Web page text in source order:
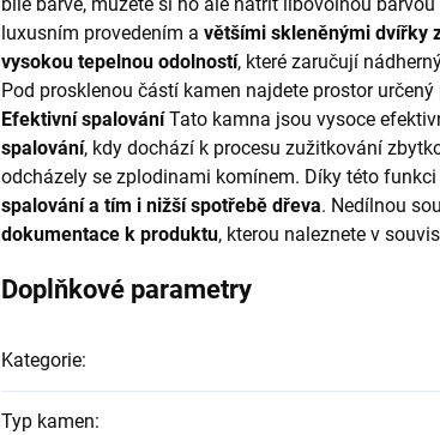
luxusním provedením a většími skleněnými dvířky
vysokou tepelnou odolností, které zaručují
Pod prosklenou částí kamen najdete prostor
Efektivní spalováníTato kamna jsou vysoce
spalování, kdy dochází k procesu zužitkování
odcházely se zplodinami komínem. Díky této
spalování a tím i nižší spotřebě dřeva. Nedílnou
dokumentace k produktu, kterou naleznete v
Doplňkové parametry
Kategorie:
Typ kamen: